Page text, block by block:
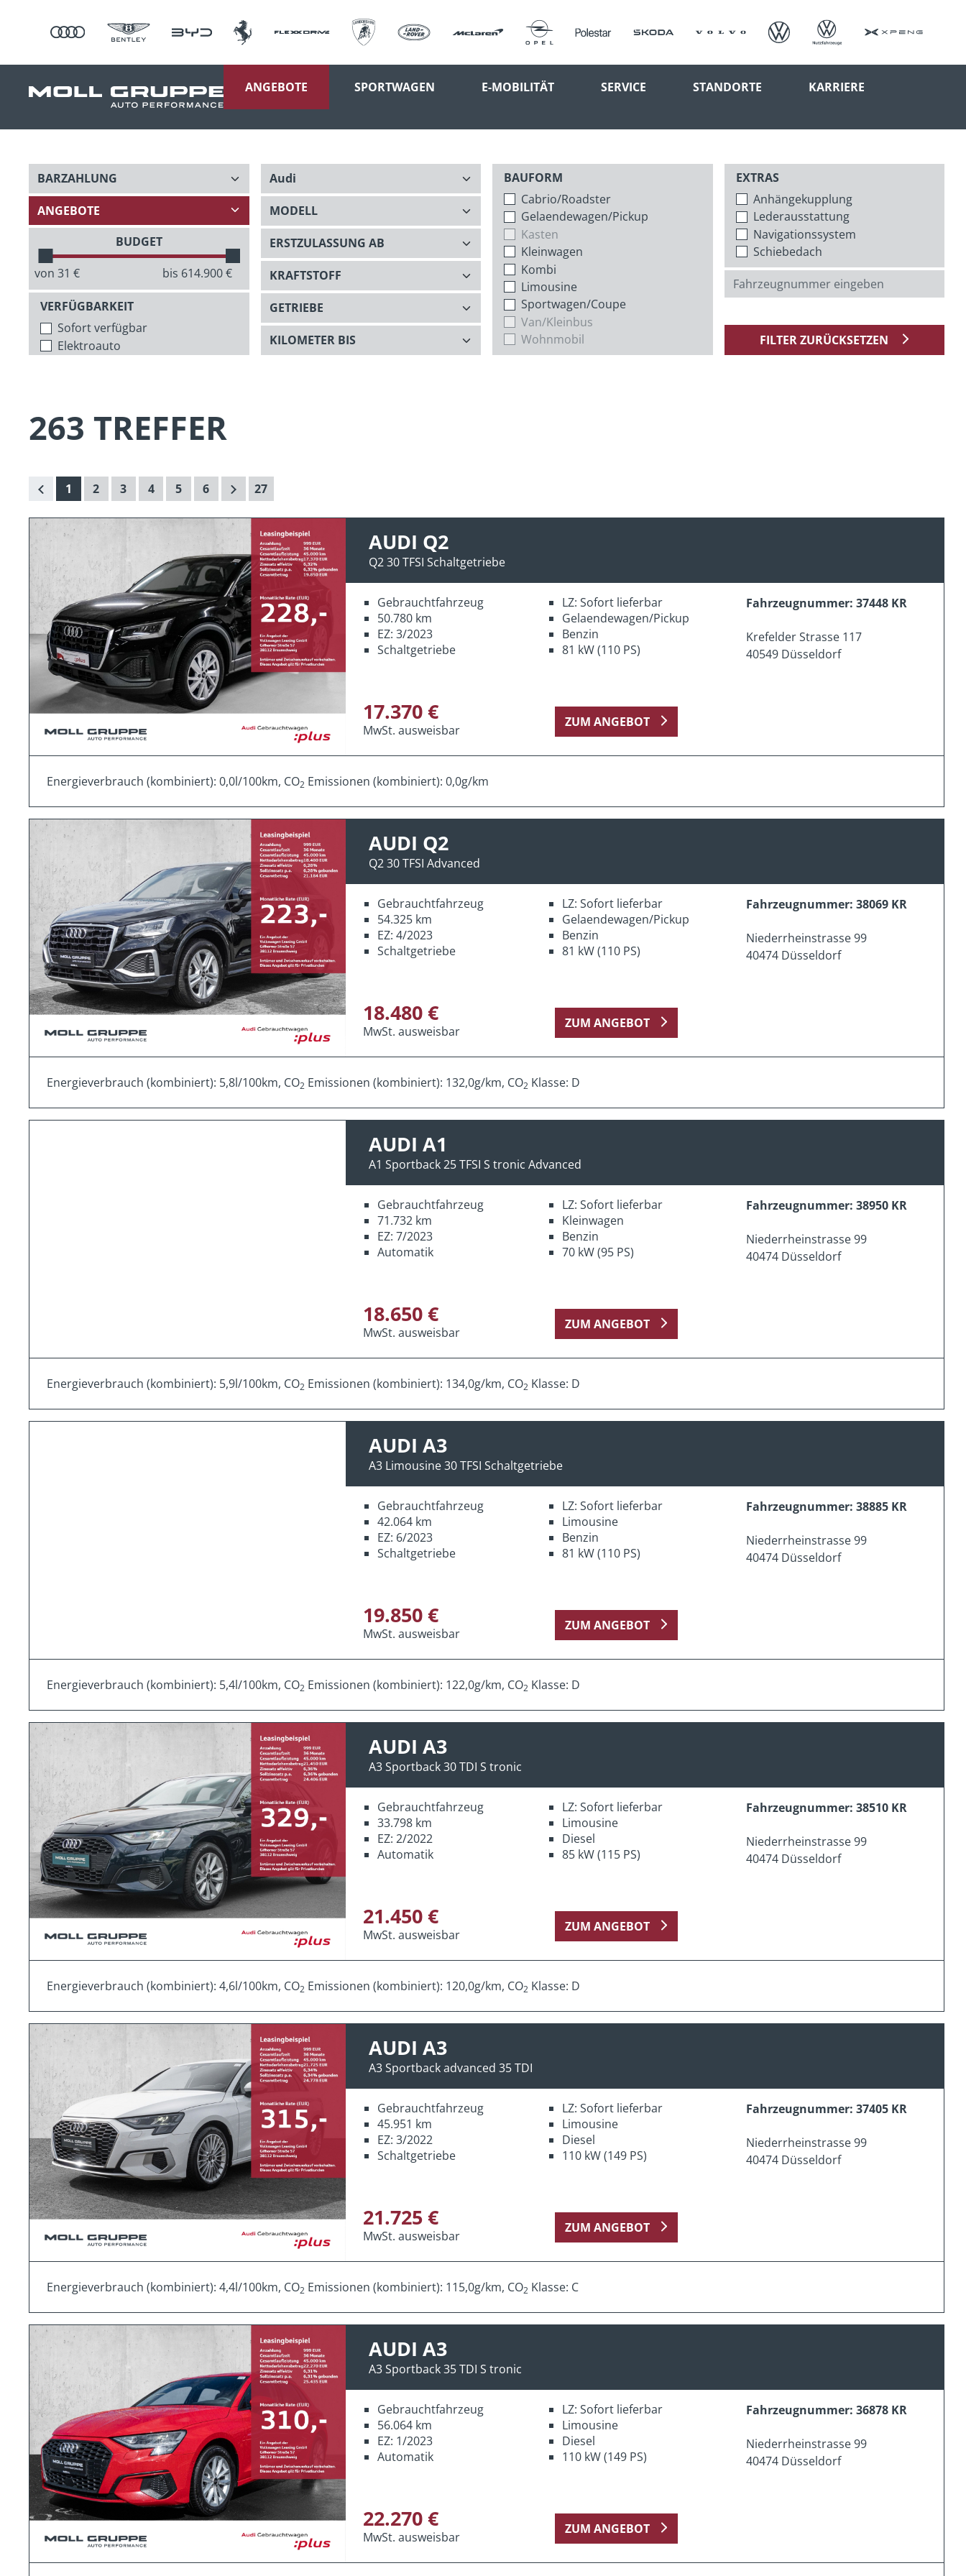
ANGEBOTE SPORTWAGEN E-MOBILITÄT SERVICE STANDORTE KARRIERE
BUDGET
von 31 € bis 614.900€
VERFÜGBARKEIT
Sofort verfügbar
Elektroauto
BAUFORM
Cabrio/Roadster
Gelaendewagen/Pickup
Kasten
Kleinwagen
Kombi
Limousine
Sportwagen/Coupe
Van/Kleinbus
Wohnmobil
EXTRAS
Anhängekupplung
Lederausstattung
Navigationssystem
Schiebedach
FILTER ZURÜCKSETZEN
263 TREFFER
1 2 3 4 5 6 27
AUDI Q2
Q2 30 TFSI Schaltgetriebe
Gebrauchtfahrzeug
50.780 km
EZ: 3/2023
Schaltgetriebe
LZ: Sofort lieferbar
Gelaendewagen/Pickup
Benzin
81 kW (110 PS)
Fahrzeugnummer: 37448 KR
Krefelder Strasse 117
40549 Düsseldorf
17.370 €
MwSt. ausweisbar
ZUM ANGEBOT
Energieverbrauch (kombiniert): 0,0l/100km, CO2 Emissionen (kombiniert): 0,0g/km
AUDI Q2
Q2 30 TFSI Advanced
Gebrauchtfahrzeug
54.325 km
EZ: 4/2023
Schaltgetriebe
LZ: Sofort lieferbar
Gelaendewagen/Pickup
Benzin
81 kW (110 PS)
Fahrzeugnummer: 38069 KR
Niederrheinstrasse 99
40474 Düsseldorf
18.480 €
MwSt. ausweisbar
ZUM ANGEBOT
Energieverbrauch (kombiniert): 5,8l/100km, CO2 Emissionen (kombiniert): 132,0g/km, CO2 Klasse: D
AUDI A1
A1 Sportback 25 TFSI S tronic Advanced
Gebrauchtfahrzeug
71.732 km
EZ: 7/2023
Automatik
LZ: Sofort lieferbar
Kleinwagen
Benzin
70 kW (95 PS)
Fahrzeugnummer: 38950 KR
Niederrheinstrasse 99
40474 Düsseldorf
18.650 €
MwSt. ausweisbar
ZUM ANGEBOT
Energieverbrauch (kombiniert): 5,9l/100km, CO2 Emissionen (kombiniert): 134,0g/km, CO2 Klasse: D
AUDI A3
A3 Limousine 30 TFSI Schaltgetriebe
Gebrauchtfahrzeug
42.064 km
EZ: 6/2023
Schaltgetriebe
LZ: Sofort lieferbar
Limousine
Benzin
81 kW (110 PS)
Fahrzeugnummer: 38885 KR
Niederrheinstrasse 99
40474 Düsseldorf
19.850 €
MwSt. ausweisbar
ZUM ANGEBOT
Energieverbrauch (kombiniert): 5,4l/100km, CO2 Emissionen (kombiniert): 122,0g/km, CO2 Klasse: D
AUDI A3
A3 Sportback 30 TDI S tronic
Gebrauchtfahrzeug
33.798 km
EZ: 2/2022
Automatik
LZ: Sofort lieferbar
Limousine
Diesel
85 kW (115 PS)
Fahrzeugnummer: 38510 KR
Niederrheinstrasse 99
40474 Düsseldorf
21.450 €
MwSt. ausweisbar
ZUM ANGEBOT
Energieverbrauch (kombiniert): 4,6l/100km, CO2 Emissionen (kombiniert): 120,0g/km, CO2 Klasse: D
AUDI A3
A3 Sportback advanced 35 TDI
Gebrauchtfahrzeug
45.951 km
EZ: 3/2022
Schaltgetriebe
LZ: Sofort lieferbar
Limousine
Diesel
110 kW (149 PS)
Fahrzeugnummer: 37405 KR
Niederrheinstrasse 99
40474 Düsseldorf
21.725 €
MwSt. ausweisbar
ZUM ANGEBOT
Energieverbrauch (kombiniert): 4,4l/100km, CO2 Emissionen (kombiniert): 115,0g/km, CO2 Klasse: C
AUDI A3
A3 Sportback 35 TDI S tronic
Gebrauchtfahrzeug
56.064 km
EZ: 1/2023
Automatik
LZ: Sofort lieferbar
Limousine
Diesel
110 kW (149 PS)
Fahrzeugnummer: 36878 KR
Niederrheinstrasse 99
40474 Düsseldorf
22.270 €
MwSt. ausweisbar
ZUM ANGEBOT